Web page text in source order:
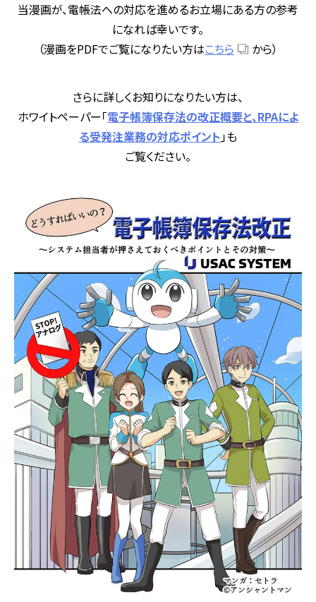
当漫画が、電帳法への対応を進めるお立場にある方の参考
になれば幸いです。
（漫画をPDFでご覧になりたい方はこちら から）
さらに詳しくお知りになりたい方は、
ホワイトペーパー「電子帳簿保存法の改正概要と、RPAによ
る受発注業務の対応ポイント」も
ご覧ください。